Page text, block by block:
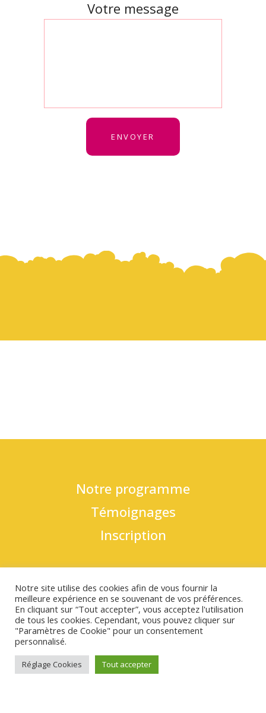
Votre message
Notre programme
Témoignages
Inscription
Politique de confidentialité
Mentions légales
Contact
Notre site utilise des cookies afin de vous fournir la
meilleure expérience en se souvenant de vos préférences.
En cliquant sur “Tout accepter”, vous acceptez l'utilisation
de tous les cookies. Cependant, vous pouvez cliquer sur
"Paramètres de Cookie" pour un consentement
personnalisé.
Réglage Cookies Tout accepter